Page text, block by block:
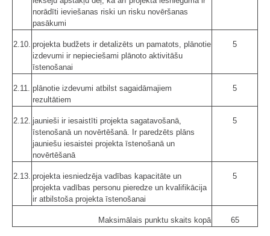
norādīti ieviešanas riski un risku novēršanas
pasākumi
2.10. projekta budžets ir detalizēts un pamatots, plānotie
izdevumi ir nepieciešami plānoto aktivitāšu
īstenošanai
5
2.11. plānotie izdevumi atbilst sagaidāmajiem
rezultātiem
5
2.12. jaunieši ir iesaistīti projekta sagatavošanā,
īstenošanā un novērtēšanā. Ir paredzēts plāns
jauniešu iesaistei projekta īstenošanā un
novērtēšanā
5
2.13. projekta iesniedzēja vadības kapacitāte un
projekta vadības personu pieredze un kvalifikācija
ir atbilstoša projekta īstenošanai
5
Maksimālais punktu skaits kopā 65